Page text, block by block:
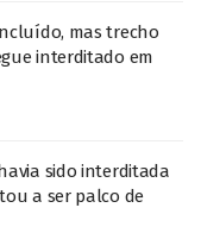
mas trecho
interditado em
sido interditada
a ser palco de